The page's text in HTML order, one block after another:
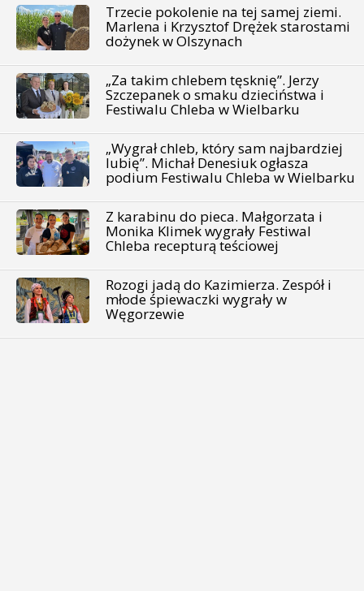
Trzecie pokolenie na tej samej ziemi.
Marlena i Krzysztof Drężek starostami
dożynek w Olszynach
„Za takim chlebem tęsknię”. Jerzy
Szczepanek o smaku dzieciństwa i
Festiwalu Chleba w Wielbarku
„Wygrał chleb, który sam najbardziej
lubię”. Michał Denesiuk ogłasza
podium Festiwalu Chleba w Wielbarku
Z karabinu do pieca. Małgorzata i
Monika Klimek wygrały Festiwal
Chleba recepturą teściowej
Rozogi jadą do Kazimierza. Zespół i
młode śpiewaczki wygrały w
Węgorzewie